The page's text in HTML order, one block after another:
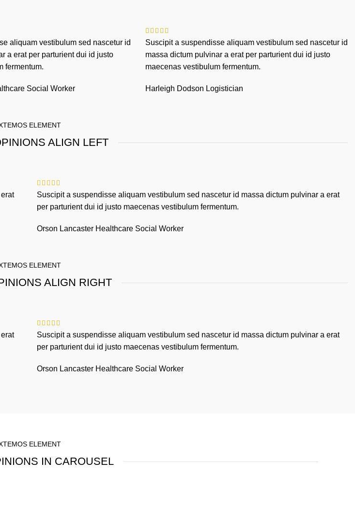
aliquam vestibulum sed nascetur id
a erat per parturient dui id justo
fermentum.
Social Worker
Suscipit a suspendisse aliquam vestibulum sed nascetur id
massa dictum pulvinar a erat per parturient dui id justo
maecenas vestibulum fermentum.
Harleigh Dodson Logistician
ELEMENT
ALIGN LEFT
Suscipit a suspendisse aliquam vestibulum sed nascetur id massa dictum pulvinar a erat
per parturient dui id justo maecenas vestibulum fermentum.
Orson Lancaster Healthcare Social Worker
ELEMENT
ALIGN RIGHT
Suscipit a suspendisse aliquam vestibulum sed nascetur id massa dictum pulvinar a erat
per parturient dui id justo maecenas vestibulum fermentum.
Orson Lancaster Healthcare Social Worker
ELEMENT
IN CAROUSEL